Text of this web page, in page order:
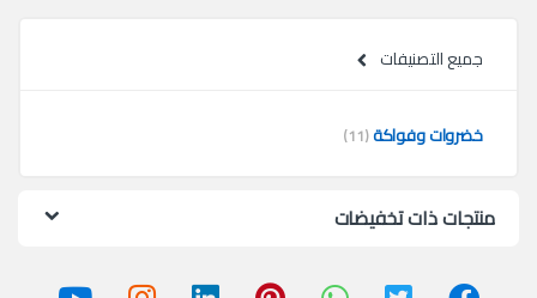
جميع التصنيفات
خضروات وفواكة(11)
منتجات ذات تخفيضات